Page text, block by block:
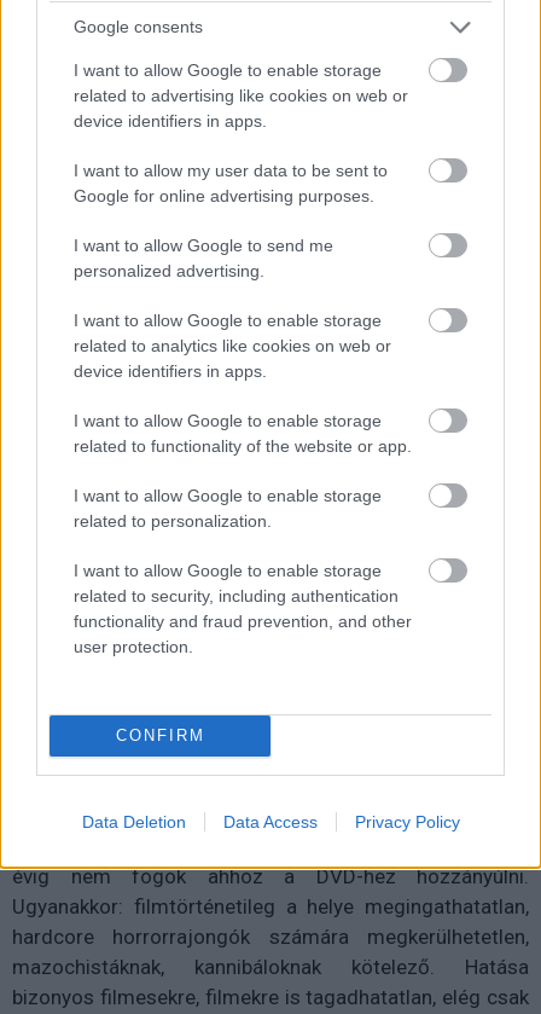
Google consents
I want to allow Google to enable storage
related to advertising like cookies on web or
device identifiers in apps.
I want to allow my user data to be sent to
Google for online advertising purposes.
I want to allow Google to send me
personalized advertising.
I want to allow Google to enable storage
related to analytics like cookies on web or
device identifiers in apps.
I want to allow Google to enable storage
related to functionality of the website or app.
I want to allow Google to enable storage
related to personalization.
I want to allow Google to enable storage
related to security, including authentication
functionality and fraud prevention, and other
user protection.
CONFIRM
Data Deletion Data Access Privacy Policy
bár ne látnám azt, amit látok. Üzenetét úgy tolja bele az
ez volt a cél, ergó rendeltetésszerűen működik. Nem
esett jól a sok erőszak, az állatokkal való bánásmód (azt
hiszem, ha az nem lenne, talán megengedőbb lennék a
filmet illetően), nyomasztott Riz Ortolani hol együgyű, hol
kíméletlenül dünnyögő és vészjósló muzsikája (mesteri
egyébként) és képembe égtek bizonyos képsorok. És
nehéz elvitatni, hogy mennyire realisztikusak a gore-
effektek. Ahogyan a professzor könnyedén odavetett
utolsó mondata is telibetalál, miszerint a valódi
kannibálok valójában mi magunk vagyunk.
Ezt láttad már?
Puliwoodon. Iratkozz fel a hírlevelünkre, mert
kiválogatjuk neked azokat, amikről biztosan nem
akarsz lemaradni.
Feliratkozom
évig nem fogok ahhoz a DVD-hez hozzányúlni.
Ugyanakkor: filmtörténetileg a helye megingathatatlan,
hardcore horrorrajongók számára megkerülhetetlen,
mazochistáknak, kannibáloknak kötelező. Hatása
bizonyos filmesekre, filmekre is tagadhatatlan, elég csak